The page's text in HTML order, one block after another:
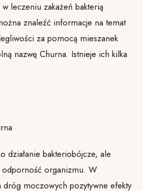
leczeniu zakażeń bakterią
znaleźć informacje na temat
za pomocą mieszanek
nazwę Churna. Istnieje ich kilka
działanie bakteriobójcze, ale
odporność organizmu. W
dróg moczowych pozytywne efekty